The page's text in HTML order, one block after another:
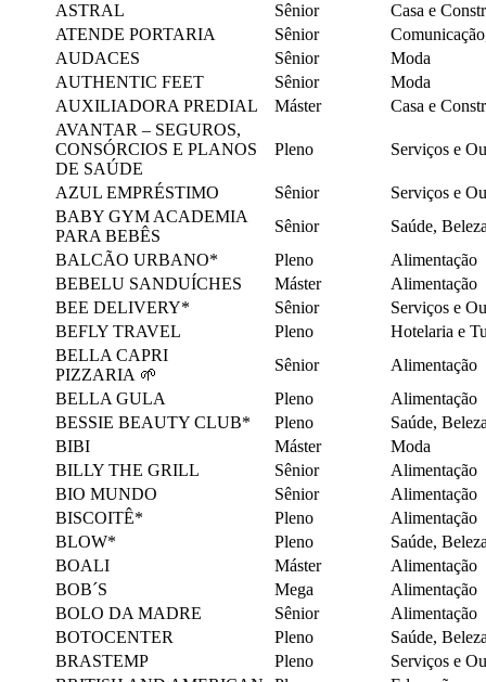
ASTRAL
Sênior
Casa e
ATENDE PORTARIA
Sênior
AUDACES
Sênior
Moda
AUTHENTIC FEET
Sênior
Moda
AUXILIADORA PREDIAL
Máster
Casa e
AVANTAR – SEGUROS,
CONSÓRCIOS E PLANOS
DE SAÚDE
Pleno Serviços e
AZUL EMPRÉSTIMO Sênior
Serviços e
BABY GYM ACADEMIA
PARA BEBÊS
Sênior
Saúde,
BALCÃO URBANO*
Pleno
Alimentação
BEBELU SANDUÍCHES
Máster
Alimentação
BEE DELIVERY*
Sênior
Serviços e
BEFLY TRAVEL
Pleno
Hotelaria e
BELLA CAPRI
PIZZARIA 🌱
Sênior
Alimentação
BELLA GULA
Pleno
Alimentação
BESSIE BEAUTY CLUB*
Pleno
Saúde,
BIBI
Máster
Moda
BILLY THE GRILL
Sênior
Alimentação
BIO MUNDO
Sênior
Alimentação
BISCOITÊ*
Pleno
Alimentação
BLOW*
Pleno
Saúde,
BOALI
Máster
Alimentação
BOB´S
Mega
Alimentação
BOLO DA MADRE
Sênior
Alimentação
BOTOCENTER
Pleno
Saúde,
BRASTEMP
Pleno
Serviços e